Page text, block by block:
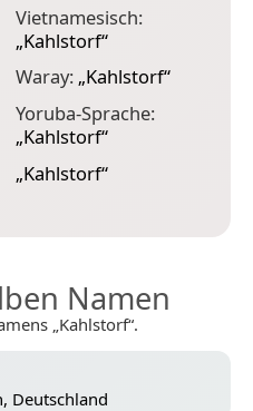
Vietnamesisch:
„Kahlstorf“
Waray: „Kahlstorf“
Yoruba-Sprache:
„Kahlstorf“
„Kahlstorf“
Namen
„Kahlstorf“.
Deutschland